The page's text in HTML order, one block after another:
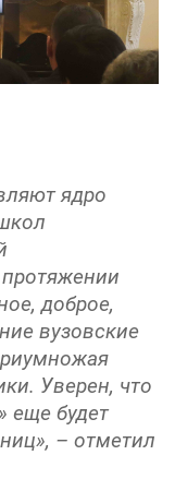
ядро
доброе,
вузовские
Уверен, что
еще будет
– отметил